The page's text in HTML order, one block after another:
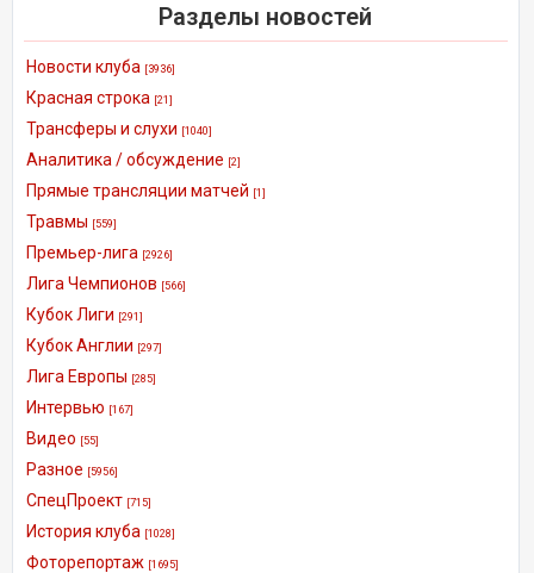
Разделы новостей
Новости клуба [3936]
Красная строка [21]
Трансферы и слухи [1040]
Аналитика / обсуждение [2]
Прямые трансляции матчей [1]
Травмы [559]
Премьер-лига [2926]
Лига Чемпионов [566]
Кубок Лиги [291]
Кубок Англии [297]
Лига Европы [285]
Интервью [167]
Видео [55]
Разное [5956]
СпецПроект [715]
История клуба [1028]
Фоторепортаж [1695]